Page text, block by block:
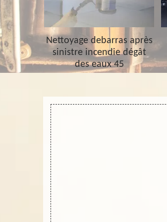
45
Nettoyage debarras après
sinistre incendie dégât
des eaux 45